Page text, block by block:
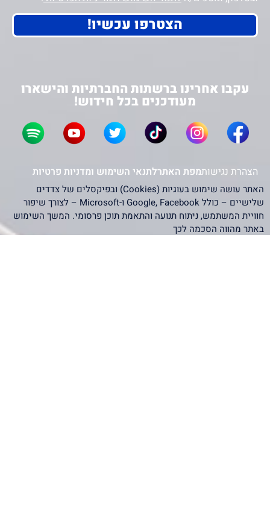
הצטרפו עכשיו!
עקבו אחרינו ברשתות החברתיות והישארו
מעודכנים בכל חידוש!
הצהרת נגישותמפת האתרלתנאי השימוש ומדניות פרטיות
האתר עושה שימוש בעוגיות (Cookies) ובפיקסלים של צדדים
שלישיים – כולל Google, Facebook ו-Microsoft – לצורך שיפור
חוויית המשתמש, ניתוח תנועה והתאמת תוכן פרסומי. המשך השימוש
באתר מהווה הסכמה לכך